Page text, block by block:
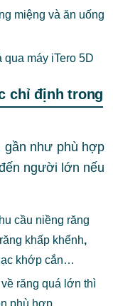
miệng và ăn uống
máy iTero 5D
chỉ định trong
gần như phù hợp
người lớn nếu
cầu niềng răng
khấp khểnh,
khớp cắn…
răng quá lớn thì
phù hợp.